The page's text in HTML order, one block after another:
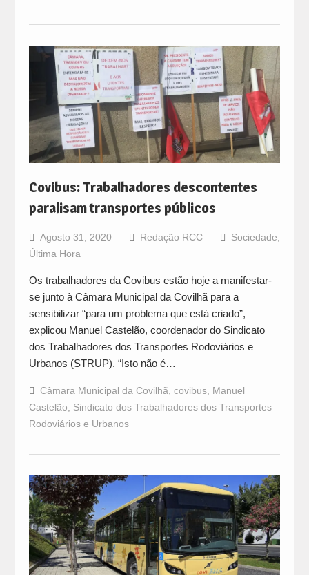
Covibus: Trabalhadores descontentes
paralisam transportes públicos
Agosto 31, 2020 Redação RCC Sociedade
Última Hora
Os trabalhadores da Covibus estão hoje a manifestar-
se junto à Câmara Municipal da Covilhã para a
sensibilizar “para um problema que está criado”,
explicou Manuel Castelão, coordenador do Sindicato
dos Trabalhadores dos Transportes Rodoviários e
Urbanos (STRUP). “Isto não é…
Câmara Municipal da Covilhã covibus, Manuel
Castelão
Sindicato dos Trabalhadores dos Transportes
Rodoviários e Urbanos